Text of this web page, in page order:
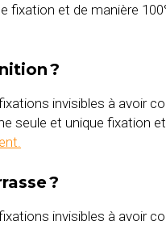
et de manière
?
invisibles à avoir
seule et unique fixation
?
invisibles à avoir